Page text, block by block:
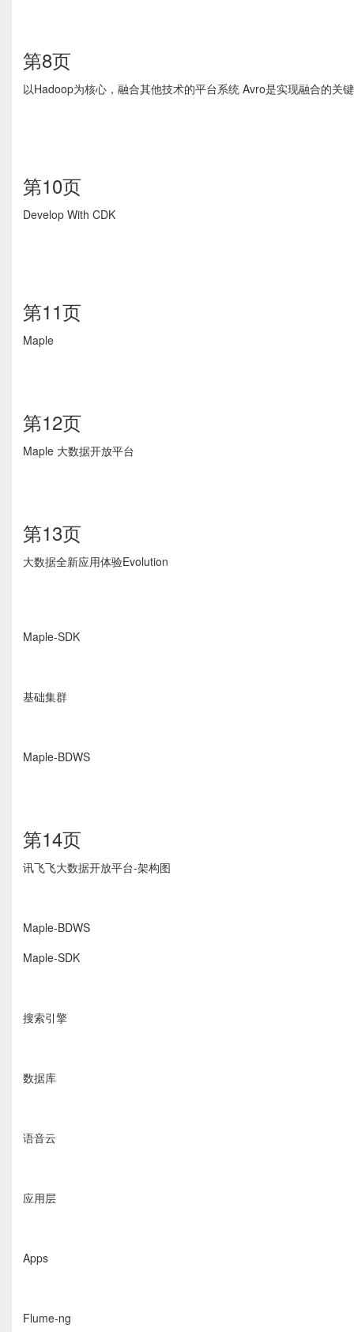
第8页
以Hadoop为核心，融合其他技术的平台系统 Avro是实现融合的关
第10页
Develop With CDK
第11页
Maple
第12页
Maple 大数据开放平台
第13页
大数据全新应用体验Evolution
Maple-SDK
基础集群
Maple-BDWS
第14页
讯⻜飞大数据开放平台-架构图
Maple-BDWS
Maple-SDK
搜索引擎
数据库
语音云
应用层
Apps
Flume-ng